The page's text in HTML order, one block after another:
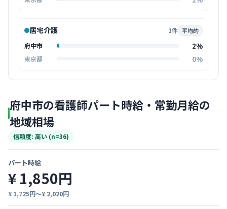
居宅介護 1件 平均的
府中市 2%
東京都 0%
府中市の看護師パート時給・常勤月給の
地域相場
信頼度: 高い (n=36)
パート時給
¥ 1,850円
¥ 1,725円〜¥ 2,020円